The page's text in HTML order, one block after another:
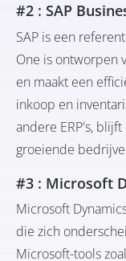
#2 : SAP
SAP is een
One is ontworpen
en maakt een
inkoop en
andere ERP's,
groeiende
#3 : Microsoft
Microsoft
die zich
Microsoft-tools